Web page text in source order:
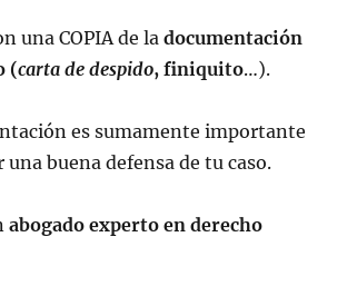
una COPIA de la documentación
(carta de despido, finiquito…).
es sumamente importante
buena defensa de tu caso.
abogado experto en derecho